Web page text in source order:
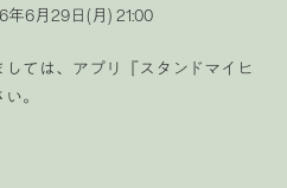
6月29日(月) 21:00
ては、アプリ『スタンドマイヒ
。